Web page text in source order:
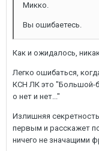
Микко.
Вы ошибаетесь.
Как и ожидалось,
Легко ошибаться,
КСН ЛК это "Большой-
о нет и нет..."
Излишняя
первым и расскажет
ничего не значащими